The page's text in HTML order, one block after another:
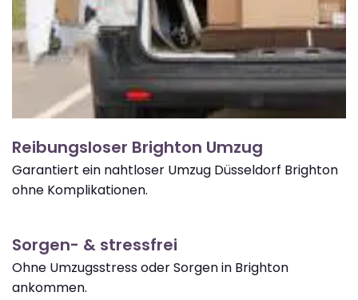
Reibungsloser Brighton Umzug
Garantiert ein nahtloser Umzug Düsseldorf Brighton
ohne Komplikationen.
Sorgen- & stressfrei
Ohne Umzugsstress oder Sorgen in Brighton
ankommen.